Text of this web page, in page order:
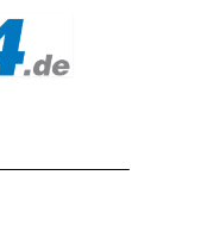
20/25